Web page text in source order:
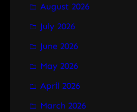
c
h
August 2026
July 2026
June 2026
May 2026
April 2026
March 2026